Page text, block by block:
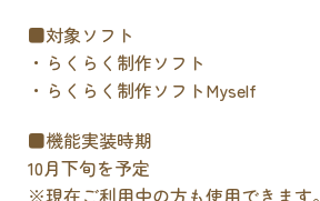
■対象ソフト
・らくらく制作ソフト
・らくらく制作ソフトMyself
■機能実装時期
10月下旬を予定
※現在ご利用中の方も使用できます。